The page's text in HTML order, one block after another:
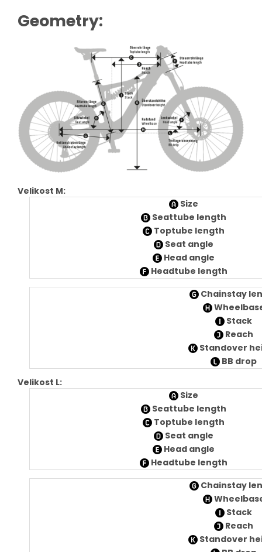
Geometry:
Velikost M:
Size
Seattube length
Toptube length
Seat angle
Head angle
Headtube length
Chainstay
Stack
Reach
Standover
BB drop
Velikost L:
Size
Seattube length
Toptube length
Seat angle
Head angle
Headtube length
Chainstay
Stack
Reach
Standover